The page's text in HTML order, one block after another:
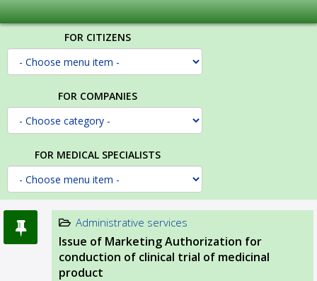
FOR CITIZENS
FOR COMPANIES
FOR MEDICAL SPECIALISTS
Administrative services
Issue of Marketing Authorization for
conduction of clinical trial of medicinal
product